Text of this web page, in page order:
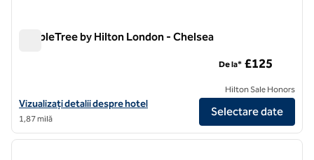
DoubleTree by Hilton London - Chelsea
Vizualizați detalii despre hotel pentru DoubleTree by Hilton London
Vizualizați detalii despre hotel
1,87 milă
De la* £125
Hilton Sale Honors
Selectare date
1/10
1 din 10